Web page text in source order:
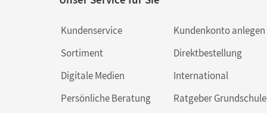
Kundenservice
Sortiment
Digitale Medien
Persönliche Beratung
Kundenkonto anlegen
Direktbestellung
International
Ratgeber Grundschule